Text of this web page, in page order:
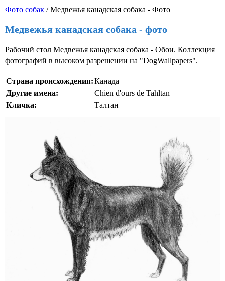
Фото собак / Медвежья канадская собака - Фото
Медвежья канадская собака - фото
Рабочий стол Медвежья канадская собака - Обои. Коллекция
фотографий в высоком разрешении на "DogWallpapers".
Страна происхождения:Канада
Другие имена:
Chien d'ours de Tahltan
Кличка:
Талтан